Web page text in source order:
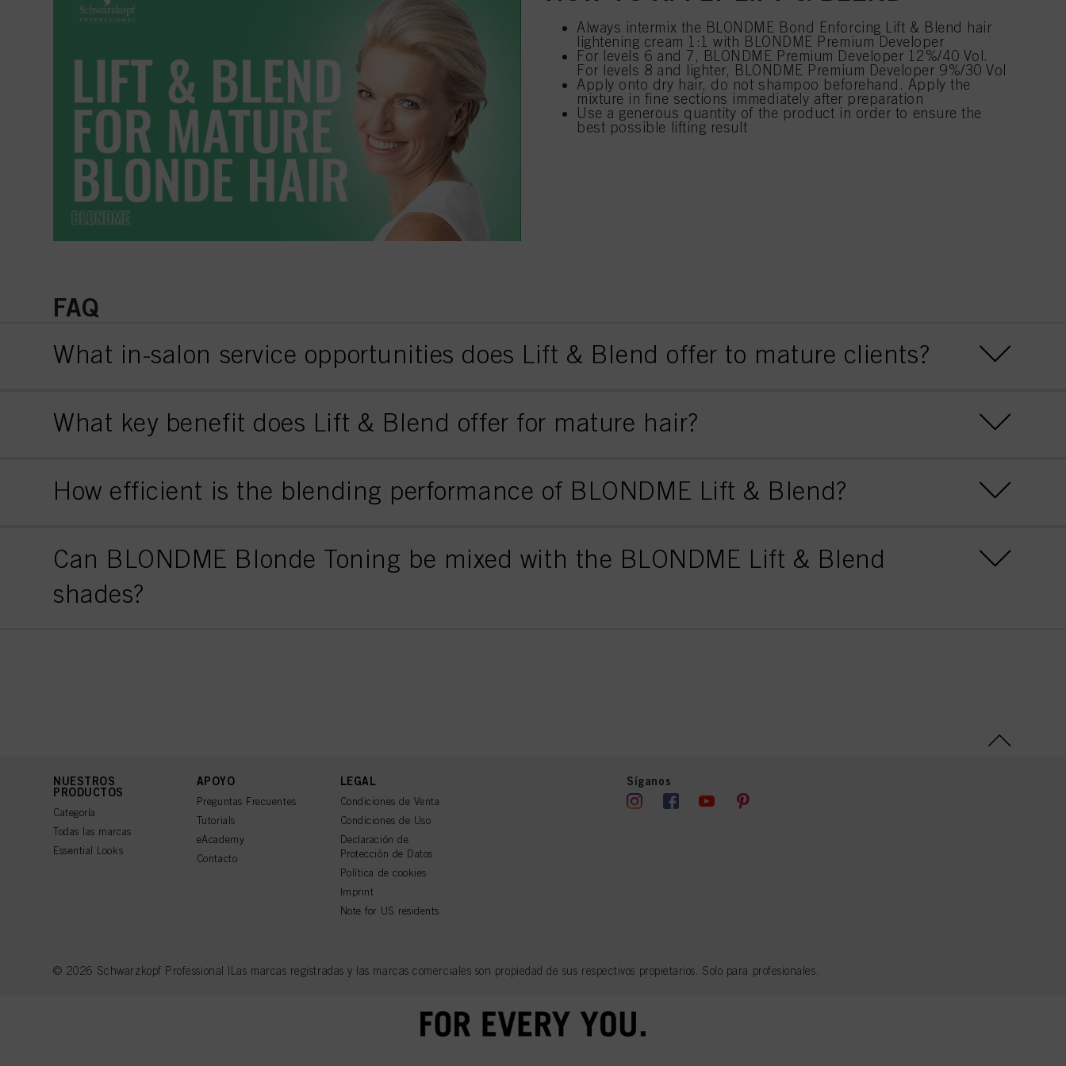
Always intermix the BLONDME Bond Enforcing Lift & Blend hair
lightening cream 1:1 with BLONDME Premium Developer
For levels 6 and 7, BLONDME Premium Developer 12%/40 Vol.
For levels 8 and lighter, BLONDME Premium Developer 9%/30 Vol
Apply onto dry hair, do not shampoo beforehand. Apply the
mixture in fine sections immediately after preparation
Use a generous quantity of the product in order to ensure the
best possible lifting result
FAQ
What in-salon service opportunities does Lift & Blend offer to mature clients?
What key benefit does Lift & Blend offer for mature hair?
How efficient is the blending performance of BLONDME Lift & Blend?
Can BLONDME Blonde Toning be mixed with the BLONDME Lift & Blend
shades?
NUESTROS
PRODUCTOS
Categoría
Todas las marcas
Essential Looks
APOYO
Preguntas Frecuentes
Tutorials
eAcademy
Contacto
LEGAL
Condiciones de Venta
Condiciones de Uso
Declaración de
Protección de Datos
Política de cookies
Imprint
Note for US residents
Síganos
© 2026 Schwarzkopf Professional |Las marcas registradas y las marcas comerciales son propiedad de sus respectivos propietarios. Solo para profesionales.